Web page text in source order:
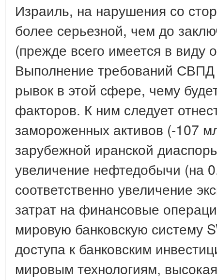
Израиль, на нарушения со
более серьезной, чем до
(прежде всего имеется в виду
Выполнение требований
рывок в этой сфере, чему
факторов. К ним следует
замороженных активов (-107
зарубежной иранской
увеличение нефтедобычи (на
соответственно увеличение
затрат на финансовые
мировую банковскую систему
доступа к банковским
мировым технологиям,